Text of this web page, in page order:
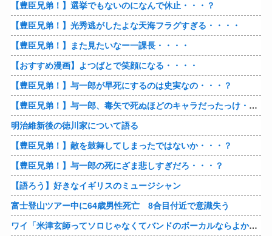
【豊臣兄弟！】選挙でもないのになんで休止・・・？
【豊臣兄弟！】光秀逃がしたよな天海フラグすぎる・・・・
【豊臣兄弟！】また見たいなー一課長・・・・
【おすすめ漫画】よつばとで笑顔になる・・・・
【豊臣兄弟！】与一郎が早死にするのは史実なの・・・？
【豊臣兄弟！】与一郎、毒矢で死ぬほどのキャラだったっけ・・・・
明治維新後の徳川家について語る
【豊臣兄弟！】敵を鼓舞してしまったではないか・・・？
【豊臣兄弟！】与一郎の死にざま悲しすぎだろ・・・？
【語ろう】好きなイギリスのミュージシャン
富士登山ツアー中に64歳男性死亡 8合目付近で意識失う
ワイ「米津玄師ってソロじゃなくてバンドのボーカルならよかったよね」